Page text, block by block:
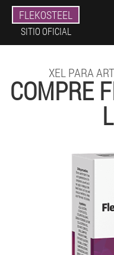
FLEKOSTEEL
SITIO OFICIAL
XEL PARA
COMPRE